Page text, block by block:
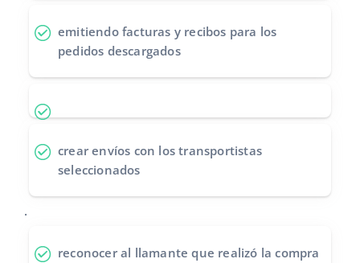
emitiendo facturas y recibos para los
pedidos descargados
crear envíos con los transportistas
seleccionados
.
reconocer al llamante que realizó la compra